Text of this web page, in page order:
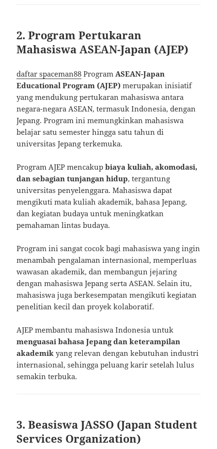
2. Program Pertukaran
Mahasiswa ASEAN-Japan (AJEP)
daftar spaceman88 Program ASEAN-Japan
Educational Program (AJEP) merupakan inisiatif
yang mendukung pertukaran mahasiswa antara
negara-negara ASEAN, termasuk Indonesia, dengan
Jepang. Program ini memungkinkan mahasiswa
belajar satu semester hingga satu tahun di
universitas Jepang terkemuka.
Program AJEP mencakupbiaya kuliah, akomodasi,
dan sebagian tunjangan hidup, tergantung
universitas penyelenggara. Mahasiswa dapat
mengikuti mata kuliah akademik, bahasa Jepang,
dan kegiatan budaya untuk meningkatkan
pemahaman lintas budaya.
Program ini sangat cocok bagi mahasiswa yang ingin
menambah pengalaman internasional, memperluas
wawasan akademik, dan membangun jejaring
dengan mahasiswa Jepang serta ASEAN. Selain itu,
mahasiswa juga berkesempatan mengikuti kegiatan
penelitian kecil dan proyek kolaboratif.
AJEP membantu mahasiswa Indonesia untuk
menguasai bahasa Jepang dan keterampilan
akademik yang relevan dengan kebutuhan industri
internasional, sehingga peluang karir setelah lulus
semakin terbuka.
3. Beasiswa JASSO (Japan Student
Services Organization)